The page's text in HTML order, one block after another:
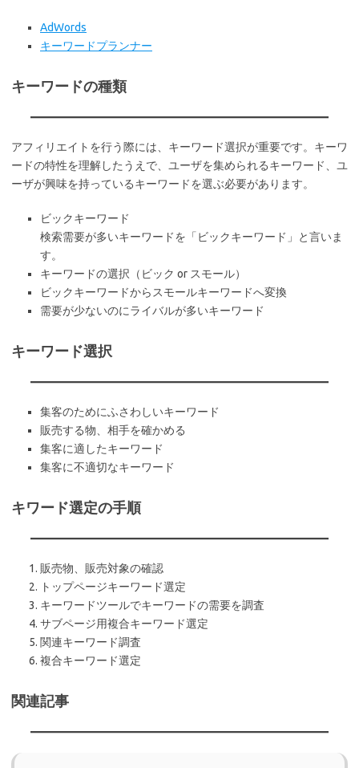
AdWords
キーワードプランナー
キーワードの種類
アフィリエイトを行う際には、キーワード選択が重要です。キーワ
ードの特性を理解したうえで、ユーザを集められるキーワード、ユ
ーザが興味を持っているキーワードを選ぶ必要があります。
ビックキーワード
検索需要が多いキーワードを「ビックキーワード」と言いま
す。
キーワードの選択（ビック or スモール）
ビックキーワードからスモールキーワードへ変換
需要が少ないのにライバルが多いキーワード
キーワード選択
集客のためにふさわしいキーワード
販売する物、相手を確かめる
集客に適したキーワード
集客に不適切なキーワード
キワード選定の手順
販売物、販売対象の確認
トップページキーワード選定
キーワードツールでキーワードの需要を調査
サブページ用複合キーワード選定
関連キーワード調査
複合キーワード選定
関連記事